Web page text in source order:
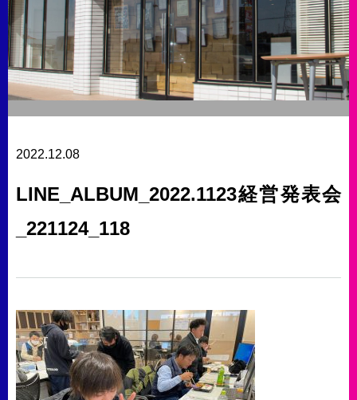
2022.12.08
LINE_ALBUM_2022.1123経営発表会
_221124_118